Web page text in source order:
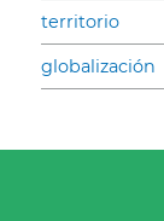
territorio
globalización